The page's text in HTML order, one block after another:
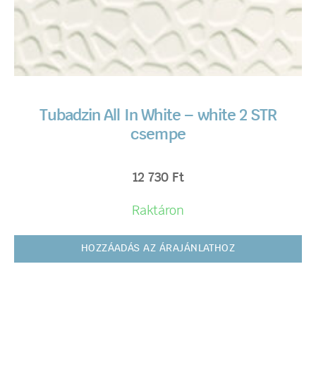
Tubadzin All In White – white 2 STR
csempe
12 730 Ft
Raktáron
HOZZÁADÁS AZ ÁRAJÁNLATHOZ